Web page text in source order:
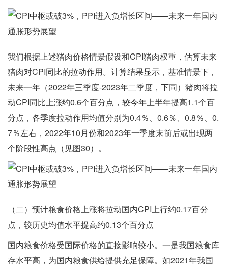
我们根据上述猪肉价格情景假设和CPI猪肉权重，估算未来
猪肉对CPI同比的拉动作用。计算结果显示，基准情景下，
未来一年（2022年三季度-2023年二季度，下同）猪肉将拉
动CPI同比上涨约0.6个百分点，较今年上半年提高1.1个百
分点，各季度拉动作用均值分别为0.4％、0.6％、0.8％、0.
7％左右，2022年10月份和2023年一季度末前后或出现两
个阶段性高点（见图30）。
（二）预计粮食价格上涨将拉动国内CPI上行约0.17百分
点，较历史均值水平提高约0.13个百分点
国内粮食价格受国际价格的直接影响较小。一是我国粮食库
存水平高，为国内粮食供给提供充足保障。如2021年我国